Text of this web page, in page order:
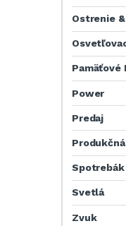
Ostrenie
Pamäťové
Power
Predaj
Spotrebák
Svetlá
Zvuk